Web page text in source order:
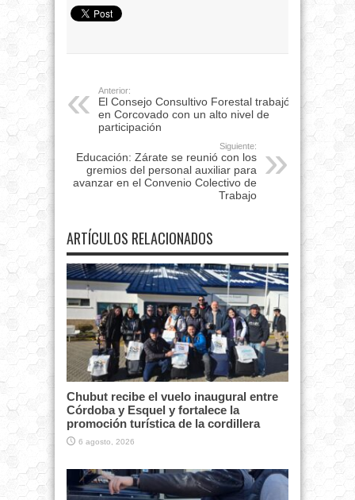
Anterior:
El Consejo Consultivo Forestal trabajó
en Corcovado con un alto nivel de
participación
Siguiente:
Educación: Zárate se reunió con los
gremios del personal auxiliar para
avanzar en el Convenio Colectivo de
Trabajo
ARTÍCULOS RELACIONADOS
Chubut recibe el vuelo inaugural entre
Córdoba y Esquel y fortalece la
promoción turística de la cordillera
6 agosto, 2026